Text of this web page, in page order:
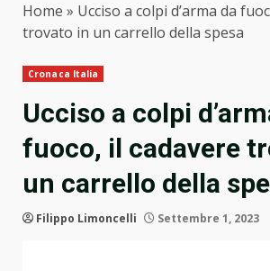
Home » Ucciso a colpi d’arma da
trovato in un carrello della spesa
Cronaca Italia
Ucciso a colpi
fuoco, il cadavere
un carrello della
Filippo Limoncelli Settembre 1, 2023